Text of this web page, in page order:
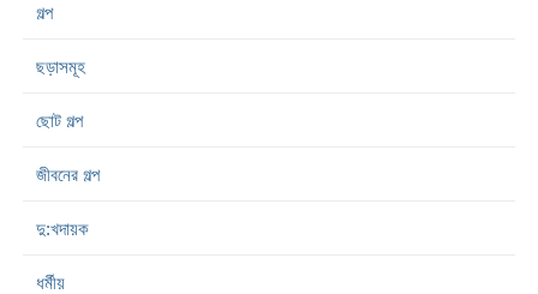
গল্প
ছড়াসমূহ
ছোট গল্প
জীবনের গল্প
দু:খদায়ক
ধর্মীয়